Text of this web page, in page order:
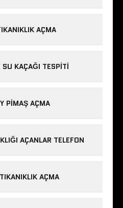
AÇMA
SU KAÇAĞI TESPITI
PIMAŞ AÇMA
AÇANLAR TELEFON
AÇMA